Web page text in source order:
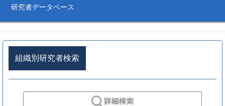
研究者データベース
組織別研究者検索